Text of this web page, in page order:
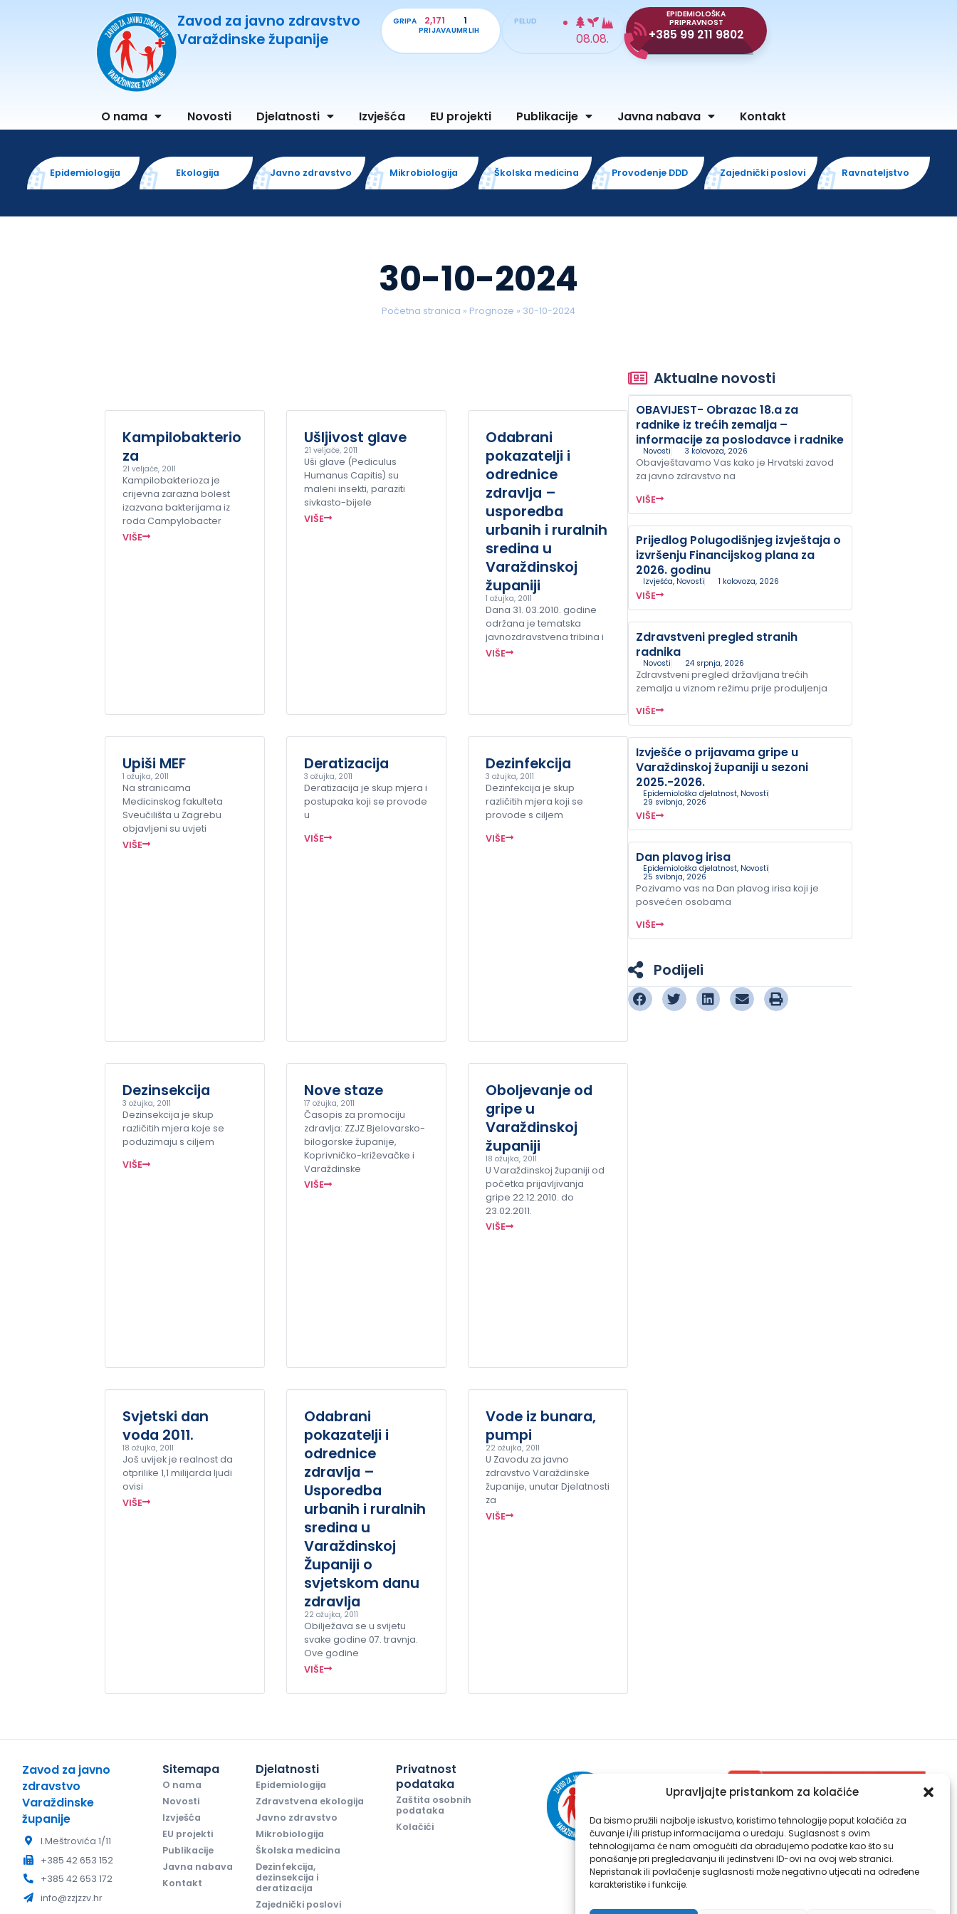
Upravljajte pristankom za kolačiće
Da bismo pružili najbolje iskustvo, koristimo tehnologije poput kolačića za
čuvanje i/ili pristup informacijama o uređaju. Suglasnost s ovim
tehnologijama će nam omogućiti da obrađujemo podatke kao što su
ponašanje pri pregledavanju ili jedinstveni ID-ovi na ovoj web stranici.
Nepristanak ili povlačenje suglasnosti može negativno utjecati na određene
karakteristike i funkcije.
Zavod za javno zdravstvo
Varaždinske županije
GRIPA
PRIJAVA
2,171
UMRLIH
1 PELUD
08.08.
EPIDEMIOLOŠKA
PRIPRAVNOST
+385 99 211 9802
O nama Novosti Djelatnosti Izvješća EU projekti Publikacije Javna nabava Kontakt
Epidemiologija Ekologija Javno zdravstvo Mikrobiologija Školska medicina Provođenje DDD Zajednički poslovi Ravnateljstvo
30-10-2024
Početna stranica » Prognoze » 30-10-2024
Kampilobakterio
za
21 veljače, 2011
Kampilobakterioza je
crijevna zarazna bolest
izazvana bakterijama iz
roda Campylobacter
VIŠE
Ušljivost glave
21 veljače, 2011
Uši glave (Pediculus
Humanus Capitis) su
maleni insekti, paraziti
sivkasto-bijele
VIŠE
Odabrani
pokazatelji i
odrednice
zdravlja –
usporedba
urbanih i ruralnih
sredina u
Varaždinskoj
županiji
1 ožujka, 2011
Dana 31. 03.2010. godine
održana je tematska
javnozdravstvena tribina i
VIŠE
Upiši MEF
1 ožujka, 2011
Na stranicama
Medicinskog fakulteta
Sveučilišta u Zagrebu
objavljeni su uvjeti
VIŠE
Deratizacija
3 ožujka, 2011
Deratizacija je skup mjera i
postupaka koji se provode
u
VIŠE
Dezinfekcija
3 ožujka, 2011
Dezinfekcija je skup
različitih mjera koji se
provode s ciljem
VIŠE
Dezinsekcija
3 ožujka, 2011
Dezinsekcija je skup
različitih mjera koje se
poduzimaju s ciljem
VIŠE
Nove staze
17 ožujka, 2011
Časopis za promociju
zdravlja: ZZJZ Bjelovarsko-
bilogorske županije,
Koprivničko-križevačke i
Varaždinske
VIŠE
Oboljevanje od
gripe u
Varaždinskoj
županiji
18 ožujka, 2011
U Varaždinskoj županiji od
početka prijavljivanja
gripe 22.12.2010. do
23.02.2011.
VIŠE
Svjetski dan
voda 2011.
18 ožujka, 2011
Još uvijek je realnost da
otprilike 1,1 milijarda ljudi
ovisi
VIŠE
Odabrani
pokazatelji i
odrednice
zdravlja –
Usporedba
urbanih i ruralnih
sredina u
Varaždinskoj
Županiji o
svjetskom danu
zdravlja
22 ožujka, 2011
Obilježava se u svijetu
svake godine 07. travnja.
Ove godine
VIŠE
Vode iz bunara,
pumpi
22 ožujka, 2011
U Zavodu za javno
zdravstvo Varaždinske
županije, unutar Djelatnosti
za
VIŠE
Aktualne novosti
OBAVIJEST- Obrazac 18.a za
radnike iz trećih zemalja –
informacije za poslodavce i radnike
Novosti 3 kolovoza, 2026
Obavještavamo Vas kako je Hrvatski zavod
za javno zdravstvo na
VIŠE
Prijedlog Polugodišnjeg izvještaja o
izvršenju Financijskog plana za
2026. godinu
Izvješća, Novosti 1 kolovoza, 2026
VIŠE
Zdravstveni pregled stranih
radnika
Novosti 24 srpnja, 2026
Zdravstveni pregled državljana trećih
zemalja u viznom režimu prije produljenja
VIŠE
Izvješće o prijavama gripe u
Varaždinskoj županiji u sezoni
2025.-2026.
Epidemiološka djelatnost, Novosti
29 svibnja, 2026
VIŠE
Dan plavog irisa
Epidemiološka djelatnost, Novosti
25 svibnja, 2026
Pozivamo vas na Dan plavog irisa koji je
posvećen osobama
VIŠE
Podijeli
Zavod za javno
zdravstvo
Varaždinske
županije
I.Meštrovića 1/11
+385 42 653 152
+385 42 653 172
info@zzjzzv.hr
Sitemapa
O nama
Novosti
Izvješća
EU projekti
Publikacije
Javna nabava
Kontakt
Djelatnosti
Epidemiologija
Zdravstvena ekologija
Javno zdravstvo
Mikrobiologija
Školska medicina
Dezinfekcija,
dezinsekcija i
deratizacija
Zajednički poslovi
Privatnost
podataka
Zaštita osobnih
podataka
Kolačići
Djelatnost za kliničku mikrobiologiju